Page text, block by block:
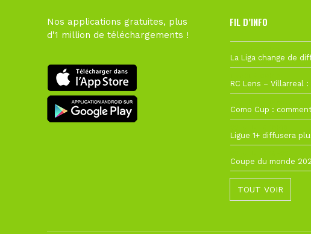
Nos applications gratuites, plus
d'1 million de téléchargements !
FIL D’INFO
TOUT VOIR